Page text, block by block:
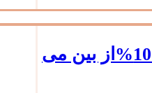
لیزر موهای زائد را 100%از بین می